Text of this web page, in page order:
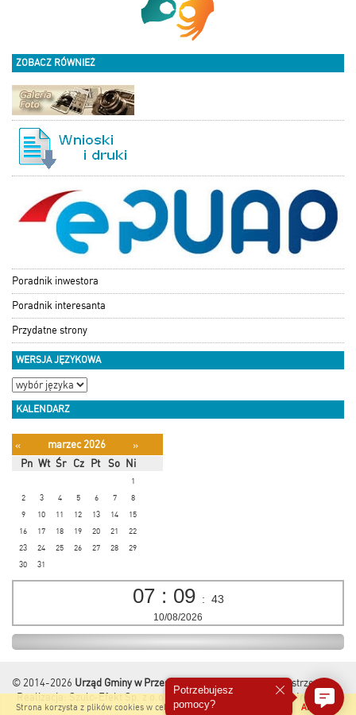
ZOBACZ RÓWNIEŻ
Poradnik inwestora
Poradnik interesanta
Przydatne strony
WERSJA JĘZYKOWA
KALENDARZ
« marzec 2026
»
Pn Wt Śr Cz Pt So Ni
1
2
3 4 5 6 7
8
9
10 11 12 13 14
15
16
17 18 19 20 21
22
23
24 25 26 27 28
29
30
31
07 : 09 : 44
10/08/2026
Akceptuję
Strona korzysta z plików cookies w celu realizacji usług i zgodnie z
© 2014-2026 Urząd Gminy w Przesmykach
Wszelkie Prawa Zastrzeżone.
Realizacja:Szulc-Efekt Sp. z o.o. & www.gmina.pl Marcom Interactive
Potrzebujesz
pomocy?